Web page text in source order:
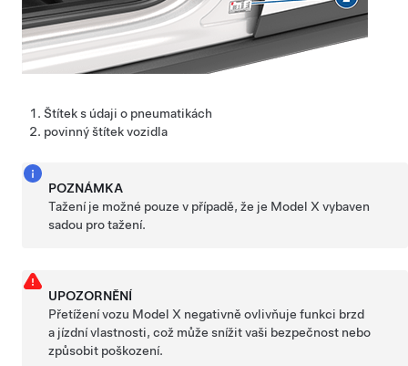
Štítek s údaji o pneumatikách
povinný štítek vozidla
POZNÁMKA
Tažení je možné pouze v případě, že je Model X vybaven
sadou pro tažení.
UPOZORNĚNÍ
Přetížení vozu Model X negativně ovlivňuje funkci brzd
a jízdní vlastnosti, což může snížit vaši bezpečnost nebo
způsobit poškození.